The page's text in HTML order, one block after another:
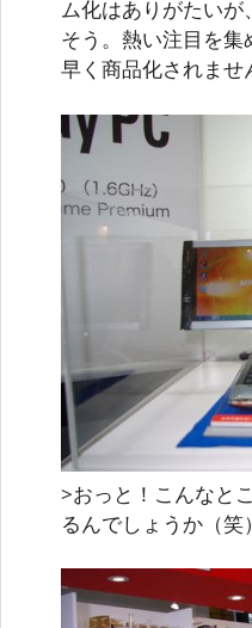
ム化はありがたい
そう。熱い注目を集
早く商品化されませ
>おっと！こんなと
るんでしょうか（笑